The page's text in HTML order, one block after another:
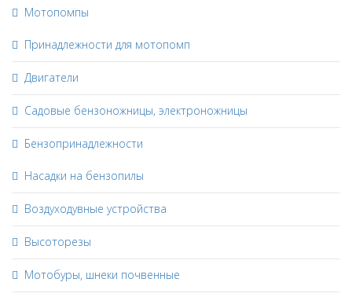
Мотопомпы
Принадлежности для мотопомп
Двигатели
Садовые бензоножницы, электроножницы
Бензопринадлежности
Насадки на бензопилы
Воздуходувные устройства
Высоторезы
Мотобуры, шнеки почвенные